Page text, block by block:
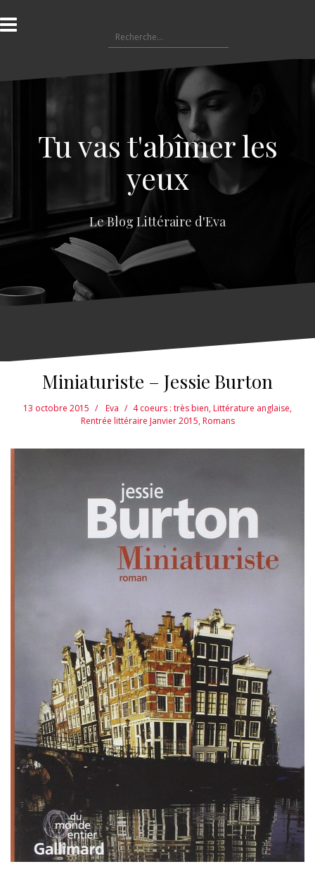
l
a
e
e
Tu vas t'abîmer les
yeux
Le Blog Littéraire d'Eva
Miniaturiste – Jessie Burton
13 octobre 2015 Eva 4 coeurs : très bien,Littérature anglaise,
Rentrée littéraire Janvier 2015,Romans